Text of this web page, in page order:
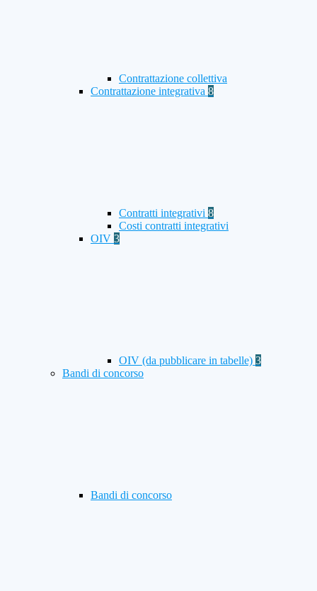
Contrattazione collettiva
Contrattazione integrativa 8
Contratti integrativi 8
Costi contratti integrativi
OIV 3
OIV (da pubblicare in tabelle) 3
Bandi di concorso
Bandi di concorso